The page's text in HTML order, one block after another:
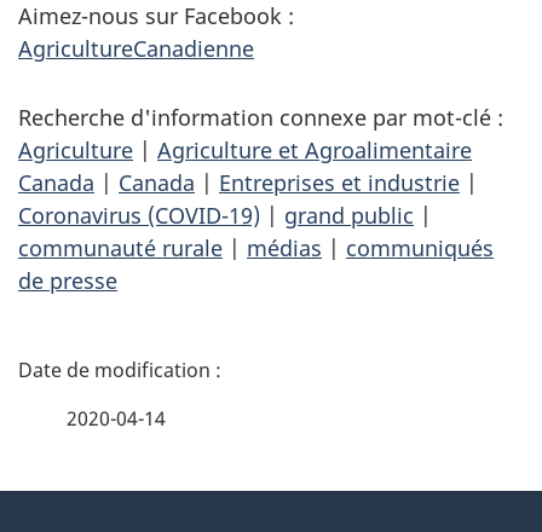
Aimez-nous sur Facebook :
AgricultureCanadienne
Recherche d'information connexe par mot-clé :
Agriculture | Agriculture et Agroalimentaire
Canada | Canada | Entreprises et industrie |
Coronavirus (COVID-19) | grand public |
communauté rurale | médias | communiqués
de presse
D
2020-04-14